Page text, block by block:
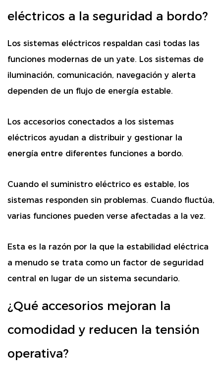
eléctricos a la seguridad a bordo?
Los sistemas eléctricos respaldan casi todas las
funciones modernas de un yate. Los sistemas de
iluminación, comunicación, navegación y alerta
dependen de un flujo de energía estable.
Los accesorios conectados a los sistemas
eléctricos ayudan a distribuir y gestionar la
energía entre diferentes funciones a bordo.
Cuando el suministro eléctrico es estable, los
sistemas responden sin problemas. Cuando fluctúa,
varias funciones pueden verse afectadas a la vez.
Esta es la razón por la que la estabilidad eléctrica
a menudo se trata como un factor de seguridad
central en lugar de un sistema secundario.
¿Qué accesorios mejoran la
comodidad y reducen la tensión
operativa?